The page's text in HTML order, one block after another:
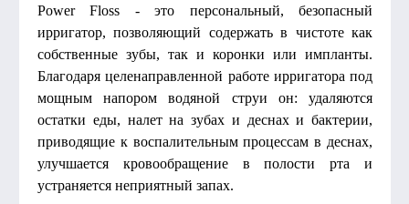
Power Floss - это персональный, безопасный
ирригатор, позволяющий содержать в чистоте как
собственные зубы, так и коронки или импланты.
Благодаря целенаправленной работе ирригатора под
мощным напором водяной струи он: удаляются
остатки еды, налет на зубах и деснах и бактерии,
приводящие к воспалительным процессам в деснах,
улучшается кровообращение в полости рта и
устраняется неприятный запах.